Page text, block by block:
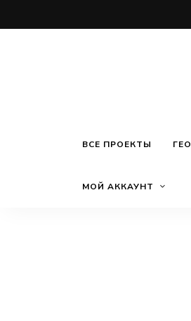
ВСЕ ПРОЕКТЫ ГЕО
МОЙ АККАУНТ